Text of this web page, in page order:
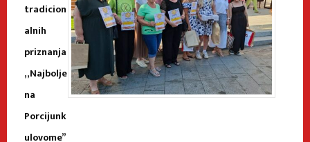
tradicion
alnih
priznanja
„Najbolje
na
Porcijunk
ulovome”